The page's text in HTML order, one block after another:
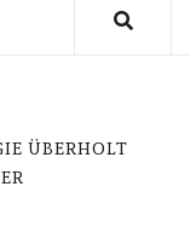
ÜBERHOLT